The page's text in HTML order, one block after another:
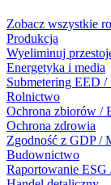
Zobacz wszystkie
Produkcja
Wyeliminuj
Energetyka i media
Submetering EED
Rolnictwo
Ochrona zbiorów /
Ochrona zdrowia
Zgodność z GDP /
Budownictwo
Raportowanie ESG